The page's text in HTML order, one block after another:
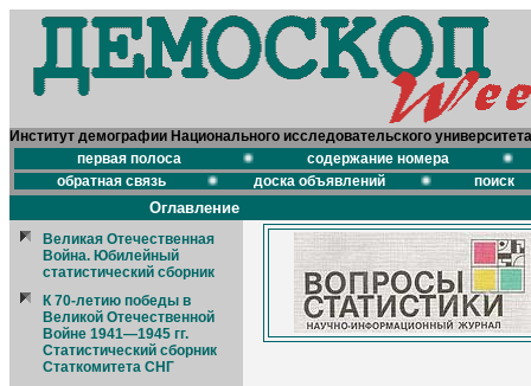
Институт демографии Национального исследовательского
первая полоса
содержание номера
обратная связь
доска объявлений поиск
Оглавление
Великая Отечественная
Война. Юбилейный
статистический сборник
К 70-летию победы в
Великой Отечественной
Войне 1941—1945 гг.
Статистический сборник
Статкомитета СНГ